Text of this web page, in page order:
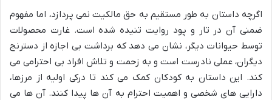
اگرچه داستان به طور مستقیم به حق مالکیت نمی پردازد، اما مفهوم
ضمنی آن در تار و پود روایت تنیده شده است. غارت محصولات
توسط حیوانات دیگر، نشان می دهد که برداشت بی اجازه از دسترنج
دیگران، عملی نادرست است و به زحمت و تلاش افراد بی احترامی می
کند. این داستان به کودکان کمک می کند تا درکی اولیه از مرزها،
دارایی های شخصی و اهمیت احترام به آن ها پیدا کنند. آن ها می